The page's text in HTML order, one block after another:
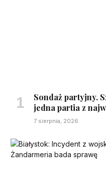
Sondaż partyjny.
jedna partia z
7 sierpnia, 2026